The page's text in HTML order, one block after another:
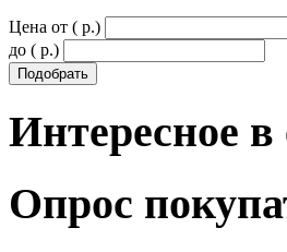
Цена от ( p.)
до ( p.)
Интересное в
Опрос